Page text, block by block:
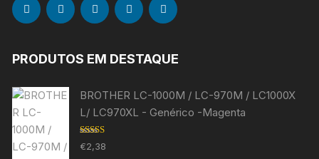
PRODUTOS EM DESTAQUE
BROTHER LC-1000M / LC-970M / LC1000X
L/ LC970XL - Genérico -Magenta
Avaliação
5.00de 5
€2,38